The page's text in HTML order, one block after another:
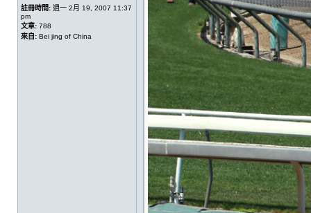
註冊時間: 週一 2月 19, 2007 11:37
pm
文章: 788
來自: Bei jing of China